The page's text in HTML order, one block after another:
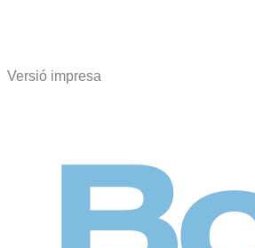
Versió impresa